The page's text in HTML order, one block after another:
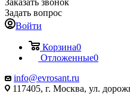
Заказать звонок
Задать вопрос
Войти
Корзина0
Отложенные0
info@evrosant.ru
117405, г. Москва, ул.